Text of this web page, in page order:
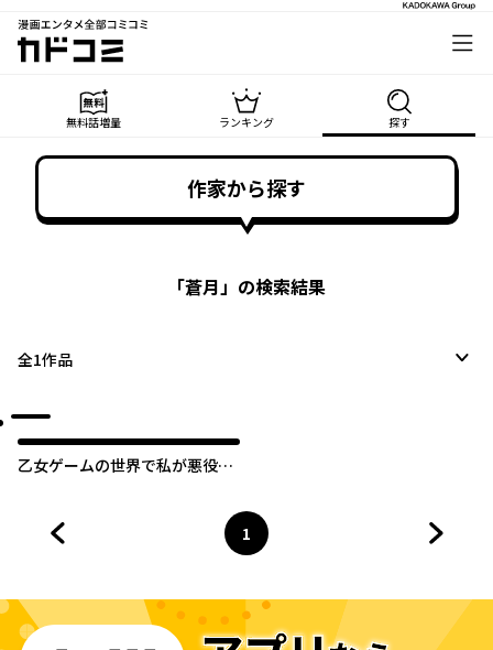
漫画エンタメ全部コミコミ
カドコミ
無料話増量 ランキング 探す
作家から探す
「蒼月」の検索結果
全1作品
乙女ゲームの世界で私が悪役令
ページ
1
へ